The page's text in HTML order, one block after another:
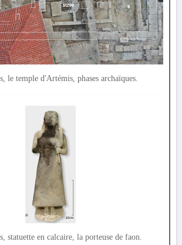
le temple d'Artémis, phases archaïques.
statuette en calcaire, la porteuse de faon.